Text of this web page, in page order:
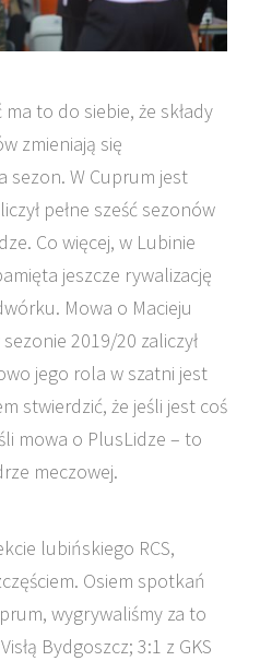
to do siebie, że składy
zmieniają się
sezon. W Cuprum jest
pełne sześć sezonów
Co więcej, w Lubinie
jeszcze rywalizację
Mowa o Macieju
2019/20 zaliczył
jego rola w szatni jest
stwierdzić, że jeśli jest coś
mowa o PlusLidze – to
meczowej.
lubińskiego RCS,
Osiem spotkań
wygrywaliśmy za to
Bydgoszcz; 3:1 z GKS